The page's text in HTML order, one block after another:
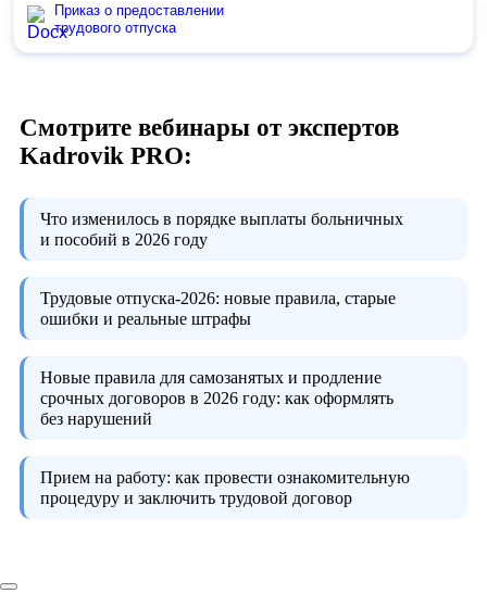
Приказ о предоставлении
трудового отпуска
Смотрите вебинары от экспертов
Kadrovik PRO:
Что изменилось в порядке выплаты больничных
и пособий в 2026 году
Трудовые отпуска-2026: новые правила, старые
ошибки и реальные штрафы
Новые правила для самозанятых и продление
срочных договоров в 2026 году: как оформлять
без нарушений
Прием на работу: как провести ознакомительную
процедуру и заключить трудовой договор